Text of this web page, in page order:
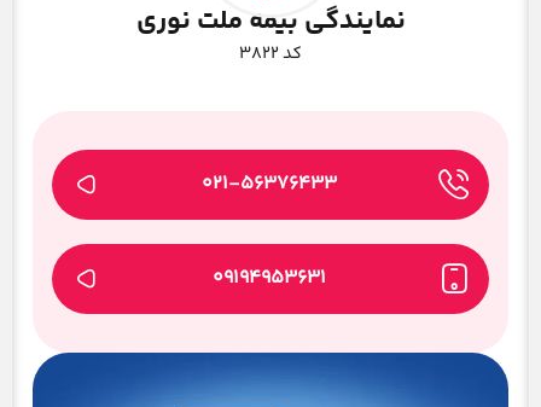
نمایندگی بیمه ملت نوری
کد ۳۸۲۲
021-56376433
09194953631